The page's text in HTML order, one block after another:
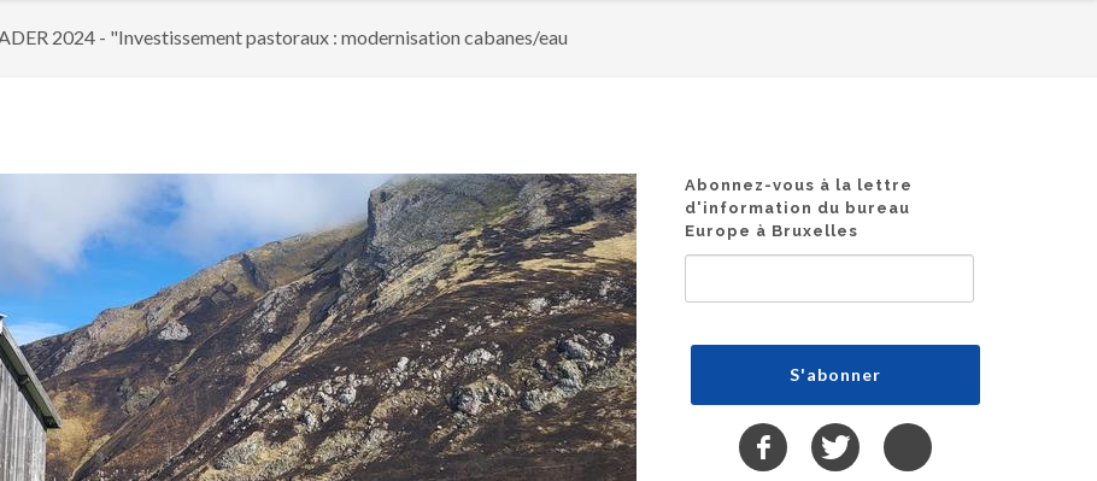
2024 - "Investissement pastoraux : modernisation cabanes/eau
Abonnez-vous à la lettre
d'information du bureau
Europe à Bruxelles